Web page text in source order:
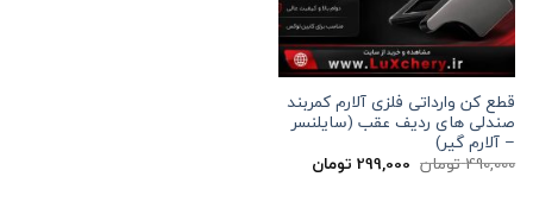
قطع کن وارداتی فلزی آلارم کمربند
صندلی های ردیف عقب (سایلنسر
– آلارم گیر)
490,000تومان قیمت
اصلی
299,000 تومانقیمت
فعلی